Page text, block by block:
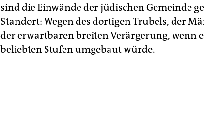
sind die Einwände der jüdischen Gemeinde
Standort: Wegen des dortigen Trubels, der
der erwartbaren breiten Verärgerung, wenn
beliebten Stufen umgebaut würde.